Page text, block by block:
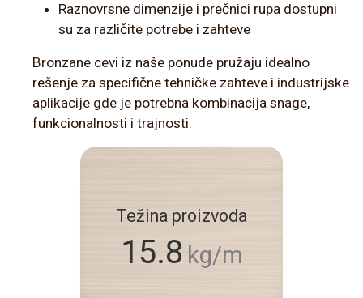
Raznovrsne dimenzije i prečnici rupa dostupni
su za različite potrebe i zahteve
Bronzane cevi iz naše ponude pružaju idealno
rešenje za specifične tehničke zahteve i industrijske
aplikacije gde je potrebna kombinacija snage,
funkcionalnosti i trajnosti.
Težina proizvoda
15.8 kg/m